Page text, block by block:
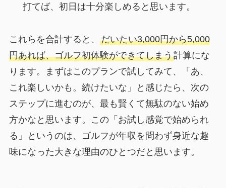
打てば、初日は十分楽しめると思います。
これらを合計すると、 だいたい3,000円から5,000
円あれば、ゴルフ初体験ができてしまう計算にな
ります。まずはこのプランで試してみて、「あ、
これ楽しいかも。続けたいな」と感じたら、次の
ステップに進むのが、最も賢くて無駄のない始め
方かなと思います。この「お試し感覚で始められ
る」というのは、ゴルフが年収を問わず身近な趣
味になった大きな理由のひとつだと思います。